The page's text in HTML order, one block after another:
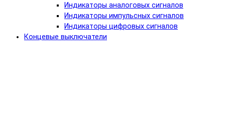
Индикаторы аналоговых сигналов
Индикаторы импульсных сигналов
Индикаторы цифровых сигналов
Концевые выключатели